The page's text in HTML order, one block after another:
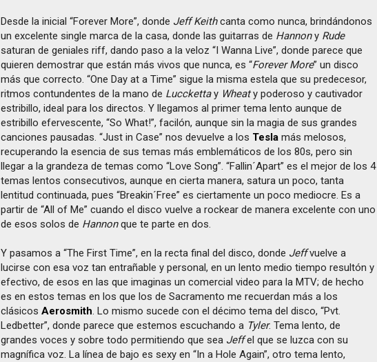
Desde la inicial “Forever More”, donde Jeff Keithcanta como nunca, brindándonos
un excelente single marca de la casa, donde las guitarras de Hannony Rude
saturan de geniales riff, dando paso a la veloz “I Wanna Live”, donde parece que
quieren demostrar que están más vivos que nunca, es “Forever More” un disco
más que correcto. “One Day at a Time” sigue la misma estela que su predecesor,
ritmos contundentes de la mano de Lucckettay Wheaty poderoso y cautivador
estribillo, ideal para los directos. Y llegamos al primer tema lento aunque de
estribillo efervescente, “So What!”, facilón, aunque sin la magia de sus grandes
canciones pausadas. “Just in Case” nos devuelve a los Tesla más melosos,
recuperando la esencia de sus temas más emblemáticos de los 80s, pero sin
llegar a la grandeza de temas como “Love Song”. “Fallin´Apart” es el mejor de los 4
temas lentos consecutivos, aunque en cierta manera, satura un poco, tanta
lentitud continuada, pues “Breakin´Free” es ciertamente un poco mediocre. Es a
partir de “All of Me” cuando el disco vuelve a rockear de manera excelente con uno
de esos solos de Hannonque te parte en dos.
Y pasamos a “The First Time”, en la recta final del disco, donde Jeffvuelve a
lucirse con esa voz tan entrañable y personal, en un lento medio tiempo resultón y
efectivo, de esos en las que imaginas un comercial video para la MTV; de hecho
es en estos temas en los que los de Sacramento me recuerdan más a los
clásicosAerosmith. Lo mismo sucede con el décimo tema del disco, “Pvt.
Ledbetter”, donde parece que estemos escuchando a Tyler. Tema lento, de
grandes voces y sobre todo permitiendo que sea Jeffel que se luzca con su
magnífica voz. La línea de bajo es sexy en “In a Hole Again”, otro tema lento,